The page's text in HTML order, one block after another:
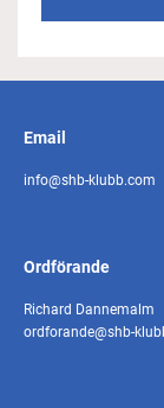
Email
info@shb-klubb.com
Ordförande
Richard Dannemalm
ordforande@shb-